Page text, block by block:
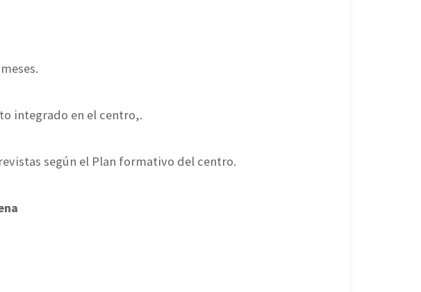
integrado en el centro,.
según el Plan formativo del centro.